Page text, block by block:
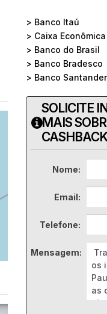
> Banco Itaú
> Caixa
> Banco do Brasil
> Banco Bradesco
> Banco Santander
SOLICITE
MAIS
Nome:
Email:
Telefone:
Mensagem: